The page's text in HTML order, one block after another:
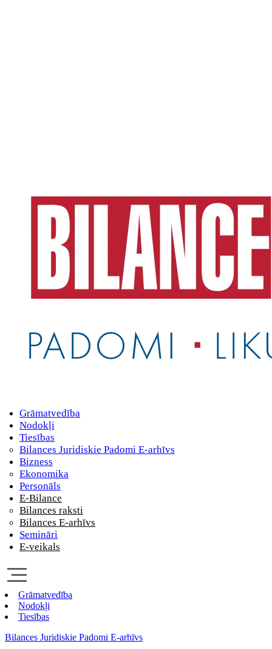
Grāmatvedība
Nodokļi
Tiesības
Bilances Juridiskie Padomi E-arhīvs
Bizness
Ekonomika
Personāls
E-Bilance
Bilances raksti
Bilances E-arhīvs
Semināri
E-veikals
Grāmatvedība
Nodokļi
Tiesības
Bilances Juridiskie Padomi E-arhīvs